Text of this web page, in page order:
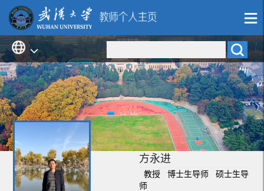
方永进
教授 博士生导师 硕士生导
师